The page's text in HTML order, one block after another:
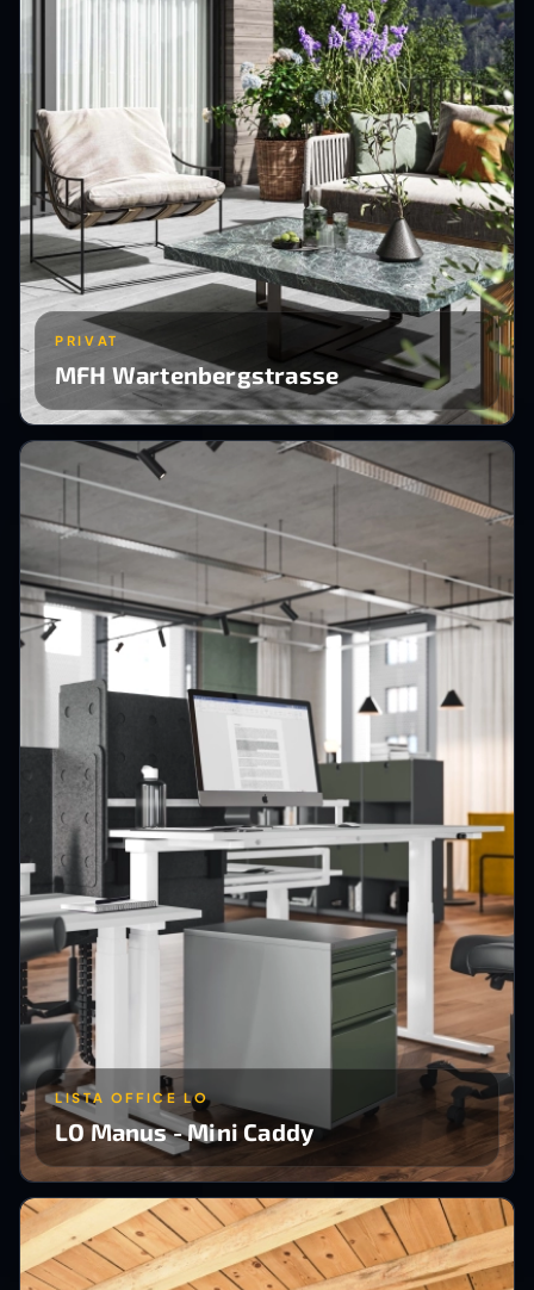
PRIVAT
MFH Wartenbergstrasse
LISTA OFFICE LO
LO Manus - Mini Caddy